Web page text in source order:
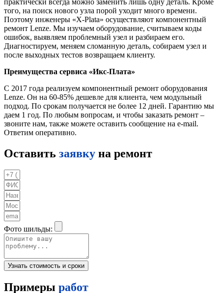
того, на поиск нового узла порой уходит много времени.
Поэтому инженеры «X-Plata» осуществляют компонентный
ремонт Lenze. Мы изучаем оборудование, считываем коды
ошибок, выявляем проблемный узел и разбираем его.
Диагностируем, меняем сломанную деталь, собираем узел и
после выходных тестов возвращаем клиенту.
Преимущества сервиса «Икс-Плата»
С 2017 года реализуем компонентный ремонт оборудования
Lenze. Он на 60-85% дешевле для клиента, чем модульный
подход. По срокам получается не более 12 дней. Гарантию мы
даем 1 год. По любым вопросам, и чтобы заказать ремонт –
звоните нам, также можете оставить сообщение на e-mail.
Ответим оперативно.
Оставить заявку на ремонт
Фото шильды:
Узнать стоимость и сроки
Примеры работ